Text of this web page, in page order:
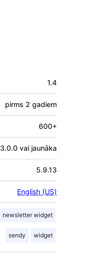
1.4
pirms 2 gadiem
600+
3.0.0 vai jaunāka
5.9.13
English (US)
newsletter widget
sendy widget